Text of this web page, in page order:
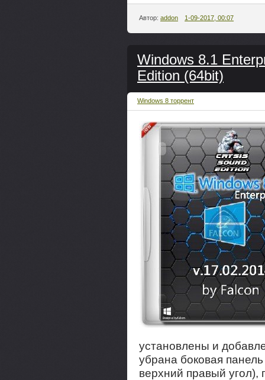
Автор: addon 1-09-2017, 00:07
Windows 8.1
Edition (64bit)
Windows 8 торрент
установлены и
убрана боковая
верхний правый угол),